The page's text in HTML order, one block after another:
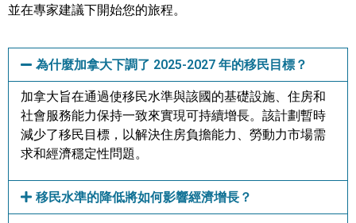
並在專家建議下開始您的旅程。
為什麼加拿大下調了 2025-2027 年的移民目標？
加拿大旨在通過使移民水準與該國的基礎設施、住房和
社會服務能力保持一致來實現可持續增長。該計劃暫時
減少了移民目標，以解決住房負擔能力、勞動力市場需
求和經濟穩定性問題。
移民水準的降低將如何影響經濟增長？